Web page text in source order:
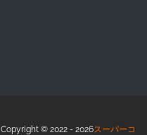
Copyright © 2022 - 2026スーパーコ